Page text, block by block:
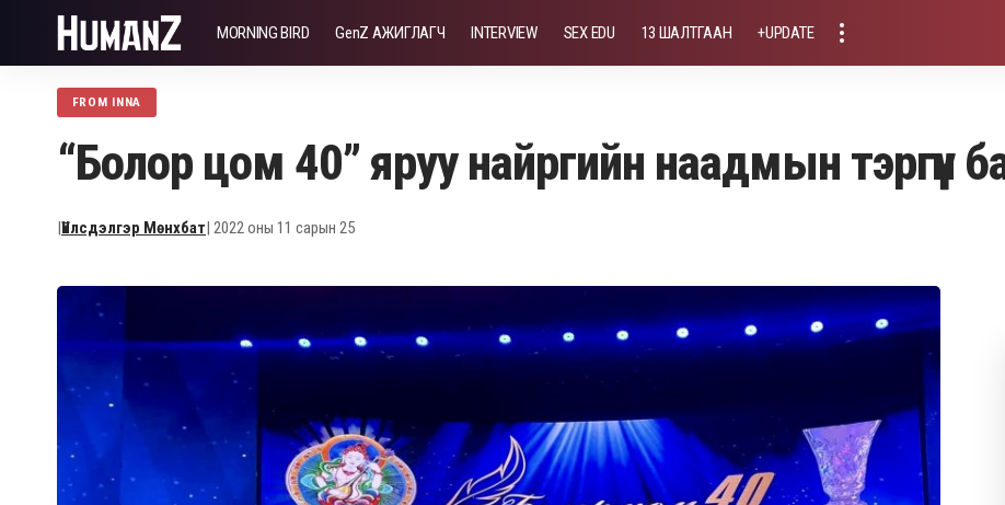
MORNING BIRD GenZ АЖИГЛАГЧ INTERVIEW SEX EDU 13 ШАЛТГААН +UPDATE
FROM INNA
“Болор цом 40” яруу найргийн наадмын тэргүүн
|Үйлсдэлгэр Мөнхбат| 2022 оны 11 сарын 25